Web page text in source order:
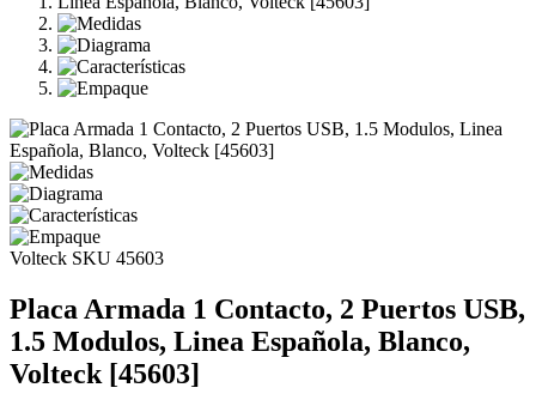
Volteck SKU 45603
Placa Armada 1 Contacto, 2 Puertos USB,
1.5 Modulos, Linea Española, Blanco,
Volteck [45603]